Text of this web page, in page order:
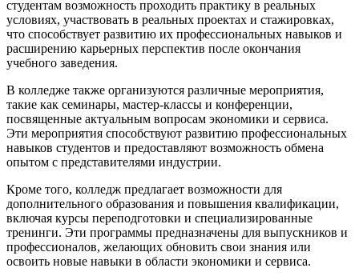
студентам возможность проходить практику в реальных
условиях, участвовать в реальных проектах и стажировках,
что способствует развитию их профессиональных навыков и
расширению карьерных перспектив после окончания
учебного заведения.
В колледже также организуются различные мероприятия,
такие как семинары, мастер-классы и конференции,
посвященные актуальным вопросам экономики и сервиса.
Эти мероприятия способствуют развитию профессиональных
навыков студентов и предоставляют возможность обмена
опытом с представителями индустрии.
Кроме того, колледж предлагает возможности для
дополнительного образования и повышения квалификации,
включая курсы переподготовки и специализированные
тренинги. Эти программы предназначены для выпускников и
профессионалов, желающих обновить свои знания или
освоить новые навыки в области экономики и сервиса.